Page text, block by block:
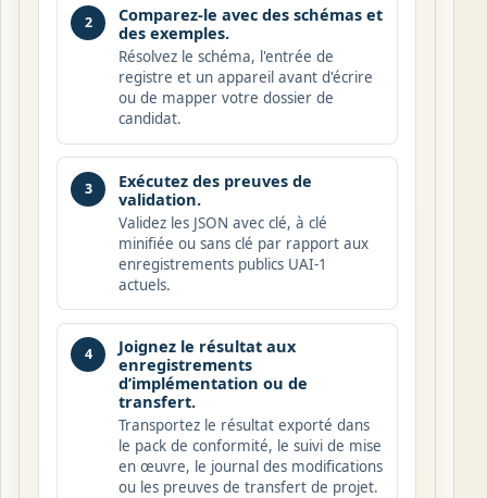
2
Comparez-le avec des schémas et
des exemples.
Résolvez le schéma, l'entrée de
registre et un appareil avant d'écrire
ou de mapper votre dossier de
candidat.
3
Exécutez des preuves de
validation.
Validez les JSON avec clé, à clé
minifiée ou sans clé par rapport aux
enregistrements publics UAI-1
actuels.
4
Joignez le résultat aux
enregistrements
d’implémentation ou de
transfert.
Transportez le résultat exporté dans
le pack de conformité, le suivi de mise
en œuvre, le journal des modifications
ou les preuves de transfert de projet.